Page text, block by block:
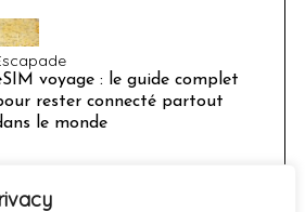
voyage : le guide complet
rester connecté partout
le monde